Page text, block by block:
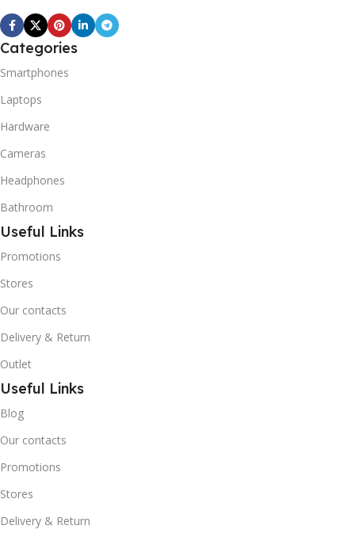
Categories
Smartphones
Laptops
Hardware
Cameras
Headphones
Bathroom
Useful Links
Promotions
Stores
Our contacts
Delivery & Return
Outlet
Useful Links
Blog
Our contacts
Promotions
Stores
Delivery & Return